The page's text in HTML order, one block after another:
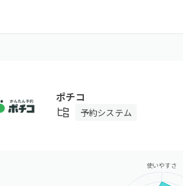
ポチコ
予約システム
使いやすさ